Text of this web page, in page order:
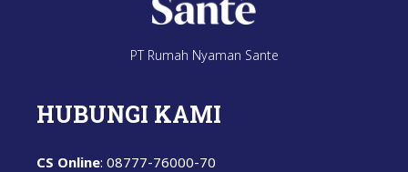
PT Rumah Nyaman Sante
HUBUNGI KAMI
CS Online: 08777-76000-70